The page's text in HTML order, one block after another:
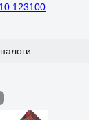
123100